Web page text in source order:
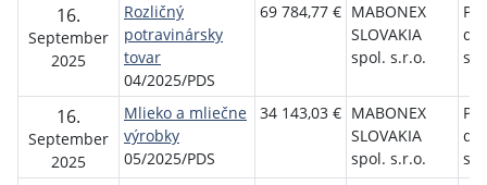
16.
September
2025
Rozličný
potravinársky
tovar
04/2025/PDS
69 784,77 € MABONEX
SLOVAKIA
spol. s.r.o.
16.
September
2025
Mlieko a mliečne
výrobky
05/2025/PDS
34 143,03 € MABONEX
SLOVAKIA
spol. s.r.o.